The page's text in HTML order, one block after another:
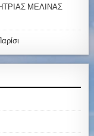
ΜΕΛΙΝΑΣ